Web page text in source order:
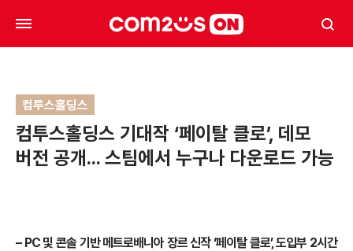
컴투스홀딩스
컴투스홀딩스 기대작 ‘페이탈 클로’, 데모
버전 공개… 스팀에서 누구나 다운로드 가능
– PC 및 콘솔 기반 메트로배니아 장르 신작 ‘페이탈 클로’, 도입부 2시간